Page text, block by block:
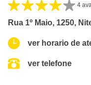
4
Rua 1º Maio, 1250,
ver horario de
ver telefone